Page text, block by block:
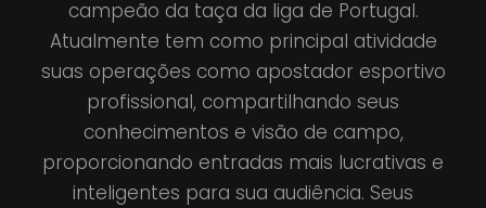
campeão da taça da liga de Portugal.
Atualmente tem como principal atividade
suas operações como apostador esportivo
profissional, compartilhando seus
conhecimentos e visão de campo,
proporcionando entradas mais lucrativas e
inteligentes para sua audiência. Seus